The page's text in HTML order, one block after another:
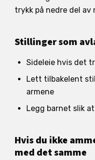
trykk på nedre del av
Stillinger som
Sideleie hvis det
Lett tilbakelent
armene
Legg barnet slik
Hvis du ikke
med det samme